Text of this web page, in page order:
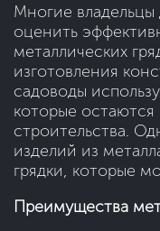
Многие владельцы
оценить
металлических
изготовления
садоводы
которые
строительства.
изделий из
грядки, которые
Преимущества